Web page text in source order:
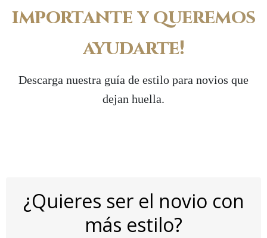
importanteyqueremos
ayudarte!
Descarga nuestra guía de estilo para novios que
dejan huella.
¿Quieres ser el novio con
más estilo?